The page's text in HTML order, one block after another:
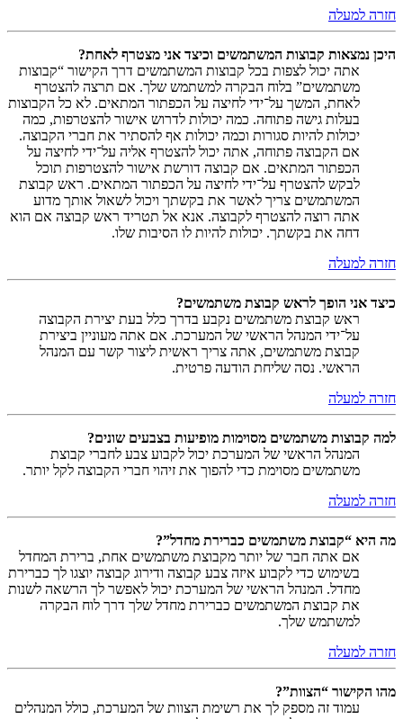
חזרה למעלה
היכן נמצאות קבוצות המשתמשים וכיצד אני מצטרף לאחת?
אתה יכול לצפות בכל קבוצות המשתמשים דרך הקישור “קבוצות
משתמשים” בלוח הבקרה למשתמש שלך. אם תרצה להצטרף
לאחת, המשך על־ידי לחיצה על הכפתור המתאים. לא כל הקבוצות
בעלות גישה פתוחה. כמה יכולות לדרוש אישור להצטרפות, כמה
יכולות להיות סגורות וכמה יכולות אף להסתיר את חברי הקבוצה.
אם הקבוצה פתוחה, אתה יכול להצטרף אליה על־ידי לחיצה על
הכפתור המתאים. אם קבוצה דורשת אישור להצטרפות תוכל
לבקש להצטרף על־ידי לחיצה על הכפתור המתאים. ראש קבוצת
המשתמשים צריך לאשר את בקשתך ויכול לשאול אותך מדוע
אתה רוצה להצטרף לקבוצה. אנא אל תטריד ראש קבוצה אם הוא
דחה את בקשתך. יכולות להיות לו הסיבות שלו.
חזרה למעלה
כיצד אני הופך לראש קבוצת משתמשים?
ראש קבוצת משתמשים נקבע בדרך כלל בעת יצירת הקבוצה
על־ידי המנהל הראשי של המערכת. אם אתה מעוניין ביצירת
קבוצת משתמשים, אתה צריך ראשית ליצור קשר עם המנהל
הראשי. נסה שליחת הודעה פרטית.
חזרה למעלה
למה קבוצות משתמשים מסוימות מופיעות בצבעים שונים?
המנהל הראשי של המערכת יכול לקבוע צבע לחברי קבוצת
משתמשים מסוימת כדי להפוך את זיהוי חברי הקבוצה לקל יותר.
חזרה למעלה
מה היא “קבוצת משתמשים כברירת מחדל”?
אם אתה חבר של יותר מקבוצת משתמשים אחת, ברירת המחדל
בשימוש כדי לקבוע איזה צבע קבוצה ודירוג קבוצה יוצגו לך כברירת
מחדל. המנהל הראשי של המערכת יכול לאפשר לך הרשאה לשנות
את קבוצת המשתמשים כברירת מחדל שלך דרך לוח הבקרה
למשתמש שלך.
חזרה למעלה
מהו הקישור “הצוות”?
עמוד זה מספק לך את רשימת הצוות של המערכת, כולל המנהלים